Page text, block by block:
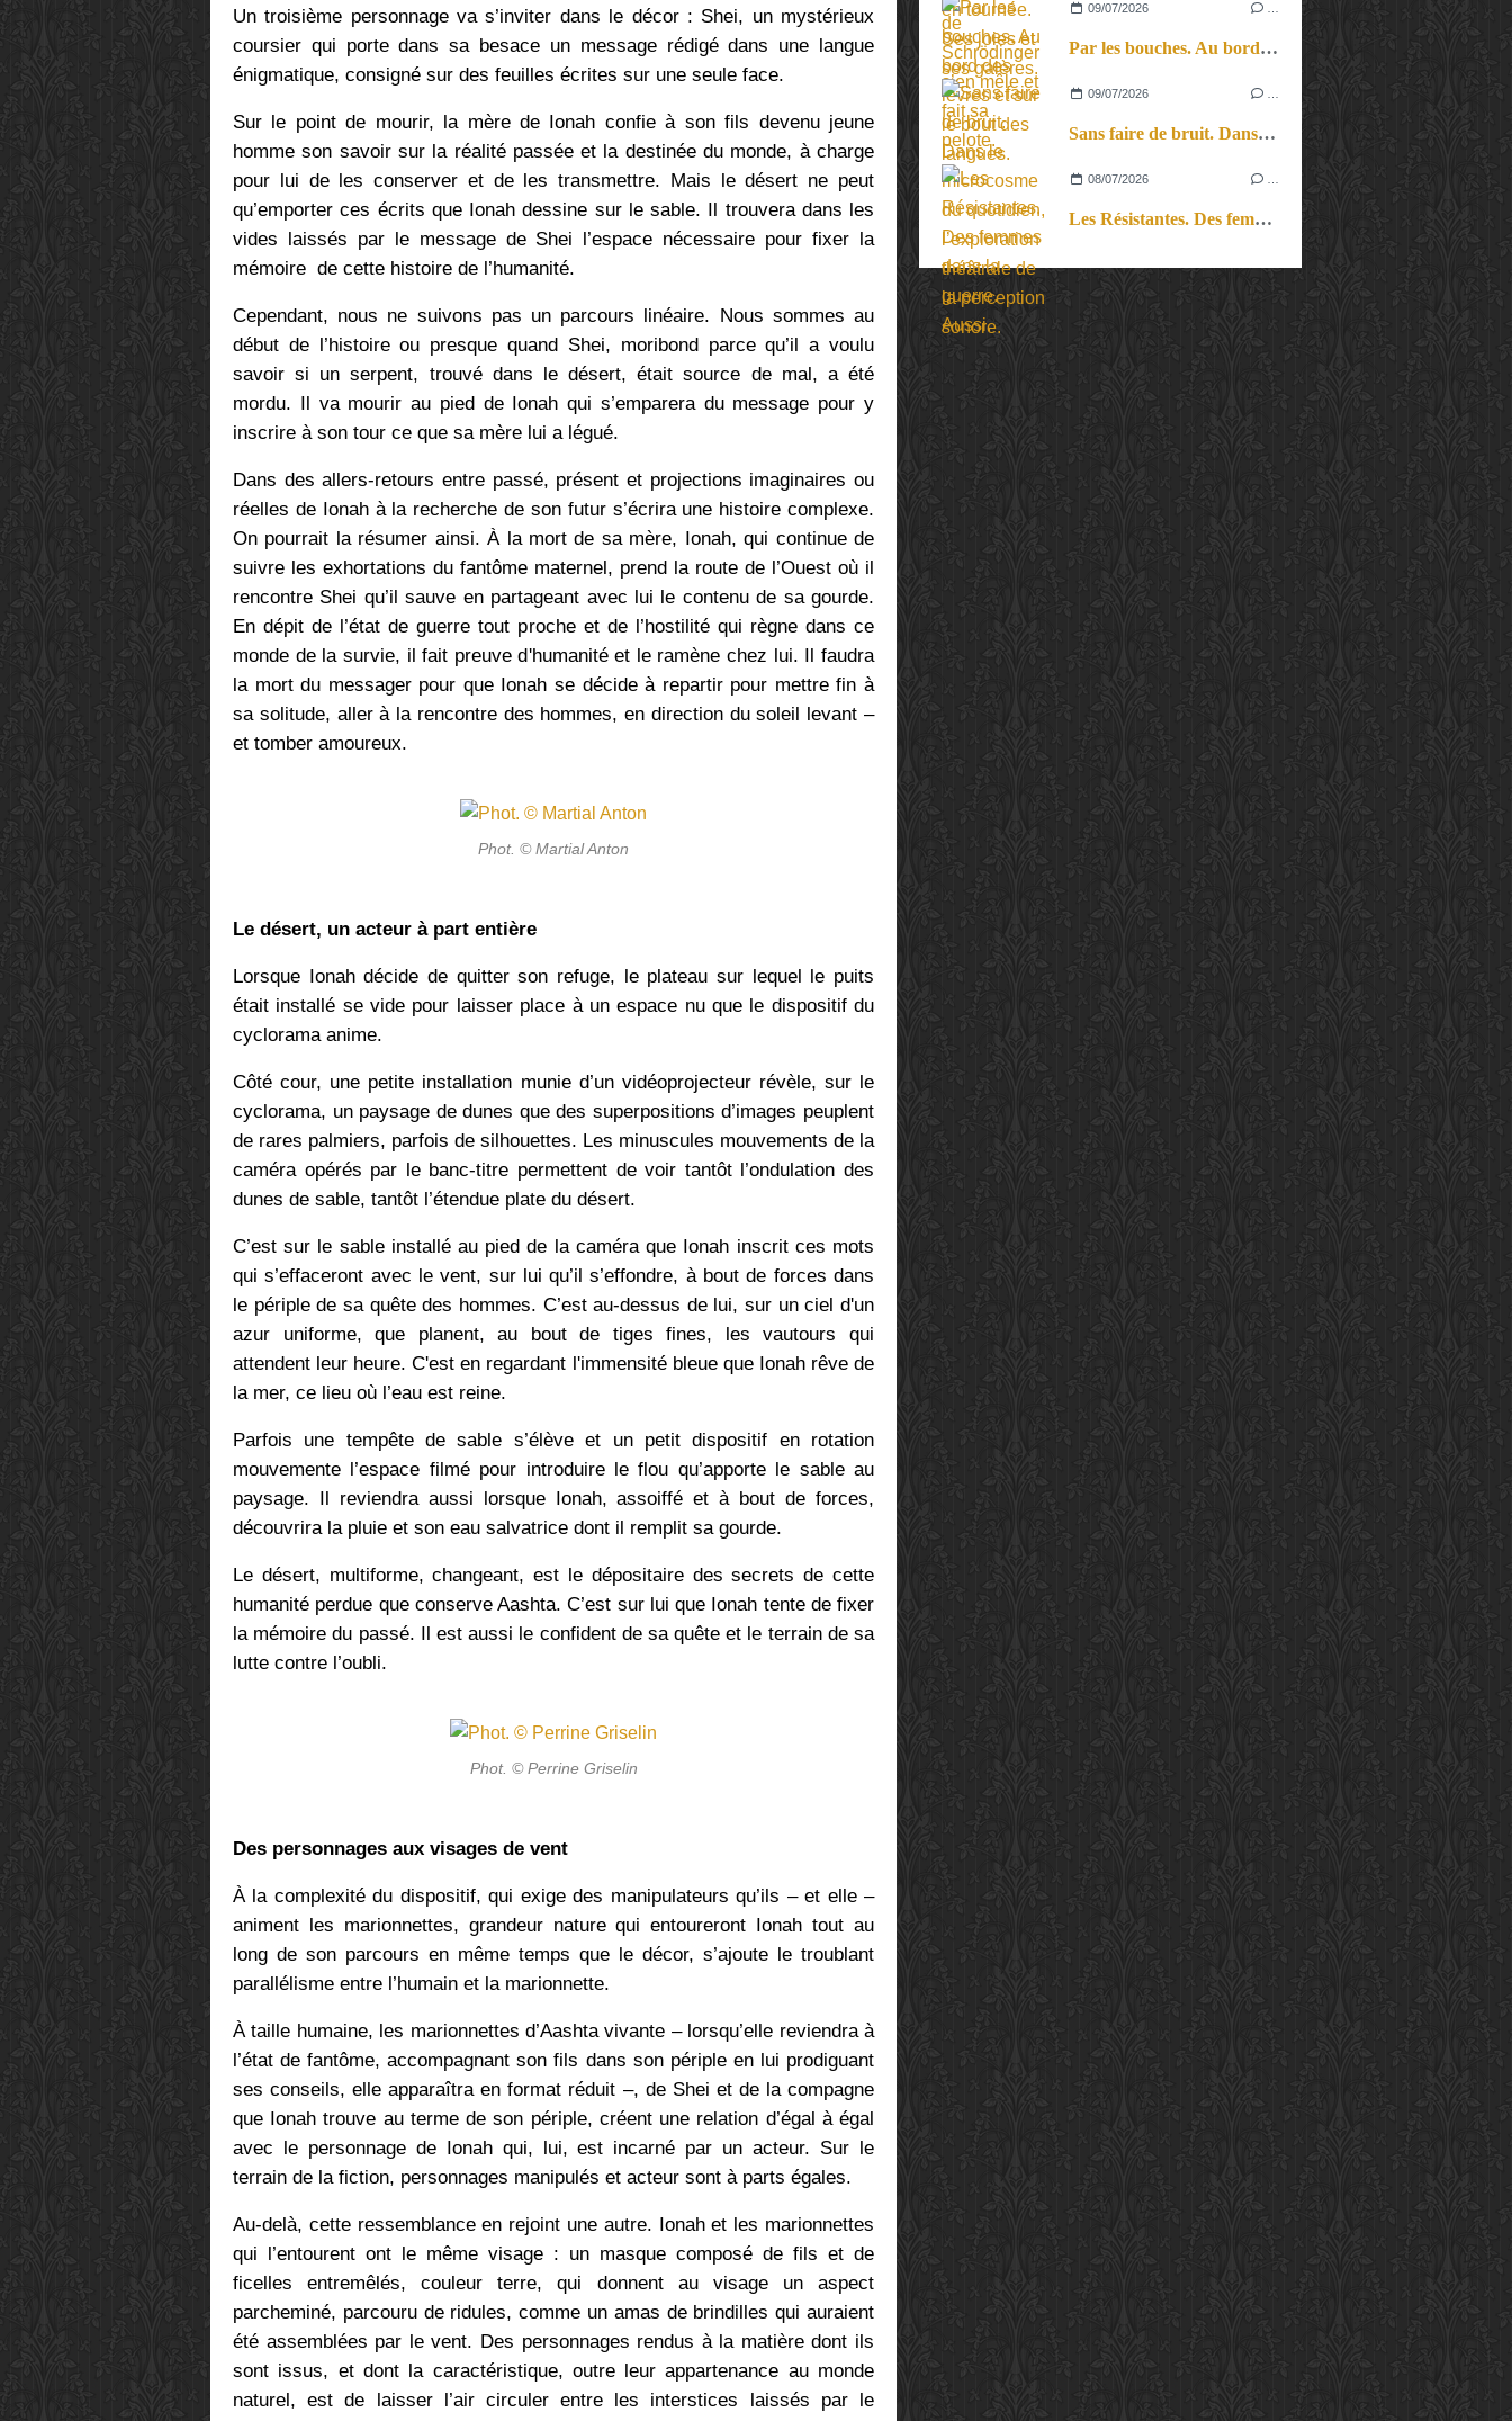
Un troisième personnage va s’inviter dans le décor : Shei, un mystérieux
coursier qui porte dans sa besace un message rédigé dans une langue
énigmatique, consigné sur des feuilles écrites sur une seule face.
Sur le point de mourir, la mère de Ionah confie à son fils devenu jeune
homme son savoir sur la réalité passée et la destinée du monde, à charge
pour lui de les conserver et de les transmettre. Mais le désert ne peut
qu’emporter ces écrits que Ionah dessine sur le sable. Il trouvera dans les
vides laissés par le message de Shei l’espace nécessaire pour fixer la
mémoire de cette histoire de l’humanité.
Cependant, nous ne suivons pas un parcours linéaire. Nous sommes au
début de l’histoire ou presque quand Shei, moribond parce qu’il a voulu
savoir si un serpent, trouvé dans le désert, était source de mal, a été
mordu. Il va mourir au pied de Ionah qui s’emparera du message pour y
inscrire à son tour ce que sa mère lui a légué.
Dans des allers-retours entre passé, présent et projections imaginaires ou
réelles de Ionah à la recherche de son futur s’écrira une histoire complexe.
On pourrait la résumer ainsi. À la mort de sa mère, Ionah, qui continue de
suivre les exhortations du fantôme maternel, prend la route de l’Ouest où il
rencontre Shei qu’il sauve en partageant avec lui le contenu de sa gourde.
En dépit de l’état de guerre tout proche et de l’hostilité qui règne dans ce
monde de la survie, il fait preuve d'humanité et le ramène chez lui. Il faudra
la mort du messager pour que Ionah se décide à repartir pour mettre fin à
sa solitude, aller à la rencontre des hommes, en direction du soleil levant –
et tomber amoureux.
Phot. © Martial Anton
Le désert, un acteur à part entière
Lorsque Ionah décide de quitter son refuge, le plateau sur lequel le puits
était installé se vide pour laisser place à un espace nu que le dispositif du
cyclorama anime.
Côté cour, une petite installation munie d’un vidéoprojecteur révèle, sur le
cyclorama, un paysage de dunes que des superpositions d’images peuplent
de rares palmiers, parfois de silhouettes. Les minuscules mouvements de la
caméra opérés par le banc-titre permettent de voir tantôt l’ondulation des
dunes de sable, tantôt l’étendue plate du désert.
C’est sur le sable installé au pied de la caméra que Ionah inscrit ces mots
qui s’effaceront avec le vent, sur lui qu’il s’effondre, à bout de forces dans
le périple de sa quête des hommes. C’est au-dessus de lui, sur un ciel d'un
azur uniforme, que planent, au bout de tiges fines, les vautours qui
attendent leur heure. C'est en regardant l'immensité bleue que Ionah rêve de
la mer, ce lieu où l’eau est reine.
Parfois une tempête de sable s’élève et un petit dispositif en rotation
mouvemente l’espace filmé pour introduire le flou qu’apporte le sable au
paysage. Il reviendra aussi lorsque Ionah, assoiffé et à bout de forces,
découvrira la pluie et son eau salvatrice dont il remplit sa gourde.
Le désert, multiforme, changeant, est le dépositaire des secrets de cette
humanité perdue que conserve Aashta. C’est sur lui que Ionah tente de fixer
la mémoire du passé. Il est aussi le confident de sa quête et le terrain de sa
lutte contre l’oubli.
Phot. © Perrine Griselin
Des personnages aux visages de vent
À la complexité du dispositif, qui exige des manipulateurs qu’ils – et elle –
animent les marionnettes, grandeur nature qui entoureront Ionah tout au
long de son parcours en même temps que le décor, s’ajoute le troublant
parallélisme entre l’humain et la marionnette.
À taille humaine, les marionnettes d’Aashta vivante – lorsqu’elle reviendra à
l’état de fantôme, accompagnant son fils dans son périple en lui prodiguant
ses conseils, elle apparaîtra en format réduit –, de Shei et de la compagne
que Ionah trouve au terme de son périple, créent une relation d’égal à égal
avec le personnage de Ionah qui, lui, est incarné par un acteur. Sur le
terrain de la fiction, personnages manipulés et acteur sont à parts égales.
Au-delà, cette ressemblance en rejoint une autre. Ionah et les marionnettes
qui l’entourent ont le même visage : un masque composé de fils et de
ficelles entremêlés, couleur terre, qui donnent au visage un aspect
parcheminé, parcouru de ridules, comme un amas de brindilles qui auraient
été assemblées par le vent. Des personnages rendus à la matière dont ils
sont issus, et dont la caractéristique, outre leur appartenance au monde
naturel, est de laisser l’air circuler entre les interstices laissés par le
09/07/2026
Par les bouches. Au bord des lèvres et sur le bout des langues.
09/07/2026
Sans faire de bruit. Dans le microcosme du quotidien, l’exploration théâtrale de la perception sonore.
08/07/2026
Les Résistantes. Des femmes dans la guerre. Aussi.